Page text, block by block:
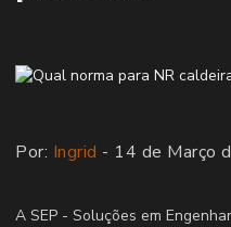
Por: Ingrid - 14 de Março
A SEP - Soluções em